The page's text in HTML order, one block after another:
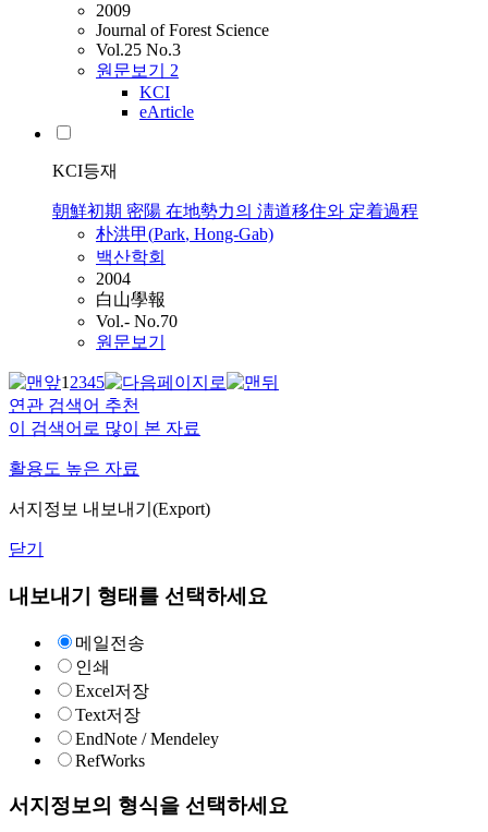
2009
Journal of Forest Science
Vol.25 No.3
원문보기 2
KCI
eArticle
KCI등재
朝鮮初期 密陽 在地勢力의 淸道移住와 定着過程
朴洪甲(Park, Hong-Gab)
백산학회
2004
白山學報
Vol.- No.70
원문보기
12345
연관 검색어 추천
이 검색어로 많이 본 자료
활용도 높은 자료
서지정보 내보내기(Export)
닫기
내보내기 형태를 선택하세요
메일전송
인쇄
Excel저장
Text저장
EndNote / Mendeley
RefWorks
서지정보의 형식을 선택하세요